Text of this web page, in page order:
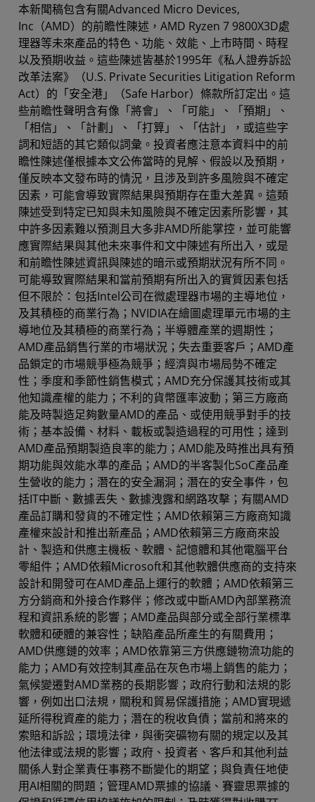
本新聞稿包含有關Advanced Micro Devices,
Inc（AMD）的前瞻性陳述，AMD Ryzen 7 9800X3D處
理器等未來產品的特色、功能、效能、上市時間、時程
以及預期收益。這些陳述皆基於1995年《私人證券訴訟
改革法案》（U.S. Private Securities Litigation Reform
Act）的「安全港」（Safe Harbor）條款所訂定出。這
些前瞻性聲明含有像「將會」、「可能」、「預期」、
「相信」、「計劃」、「打算」、「估計」，或這些字
詞和短語的其它類似詞彙。投資者應注意本資料中的前
瞻性陳述僅根據本文公佈當時的見解、假設以及預期，
僅反映本文發布時的情況，且涉及到許多風險與不確定
因素，可能會導致實際結果與預期存在重大差異。這類
陳述受到特定已知與未知風險與不確定因素所影響，其
中許多因素難以預測且大多非AMD所能掌控，並可能響
應實際結果與其他未來事件和文中陳述有所出入，或是
和前瞻性陳述資訊與陳述的暗示或預期狀況有所不同。
可能導致實際結果和當前預期有所出入的實質因素包括
但不限於：包括Intel公司在微處理器市場的主導地位，
及其積極的商業行為；NVIDIA在繪圖處理單元市場的主
導地位及其積極的商業行為；半導體產業的週期性；
AMD產品銷售行業的市場狀況；失去重要客戶；AMD產
品鎖定的市場競爭極為競爭；經濟與市場局勢不確定
性；季度和季節性銷售模式；AMD充分保護其技術或其
他知識產權的能力；不利的貨幣匯率波動；第三方廠商
能及時製造足夠數量AMD的產品、或使用競爭對手的技
術；基本設備、材料、載板或製造過程的可用性；達到
AMD產品預期製造良率的能力；AMD能及時推出具有預
期功能與效能水準的產品；AMD的半客製化SoC產品產
生營收的能力；潛在的安全漏洞；潛在的安全事件，包
括IT中斷、數據丟失、數據洩露和網路攻擊；有關AMD
產品訂購和發貨的不確定性；AMD依賴第三方廠商知識
產權來設計和推出新產品；AMD依賴第三方廠商來設
計、製造和供應主機板、軟體、記憶體和其他電腦平台
零組件；AMD依賴Microsoft和其他軟體供應商的支持來
設計和開發可在AMD產品上運行的軟體；AMD依賴第三
方分銷商和外接合作夥伴；修改或中斷AMD內部業務流
程和資訊系統的影響；AMD產品與部分或全部行業標準
軟體和硬體的兼容性；缺陷產品所產生的有關費用；
AMD供應鏈的效率；AMD依靠第三方供應鏈物流功能的
能力；AMD有效控制其產品在灰色市場上銷售的能力；
氣候變遷對AMD業務的長期影響；政府行動和法規的影
響，例如出口法規，關稅和貿易保護措施；AMD實現遞
延所得稅資產的能力；潛在的稅收負債；當前和將來的
索賠和訴訟；環境法律，與衝突礦物有關的規定以及其
他法律或法規的影響；政府、投資者、客戶和其他利益
關係人對企業責任事務不斷變化的期望；與負責任地使
用AI相關的問題；管理AMD票據的協議、賽靈思票據的